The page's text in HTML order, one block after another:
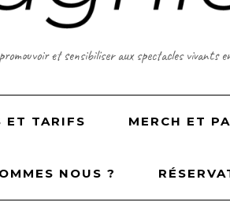
promouvoir et sensibiliser aux spectacles vivants
ET TARIFS MERCH ET
NOUS ?